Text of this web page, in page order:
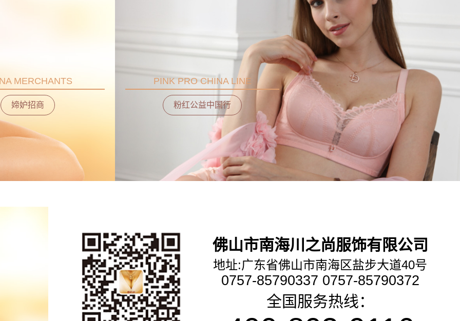
MERCHANTS
媂妒招商
PINK PRO CHINA LINE
粉红公益中国行
佛山市南海川之尚服饰有限公司
地址:广东省佛山市南海区盐步大道40号
0757-85790337 0757-85790372
全国服务热线：